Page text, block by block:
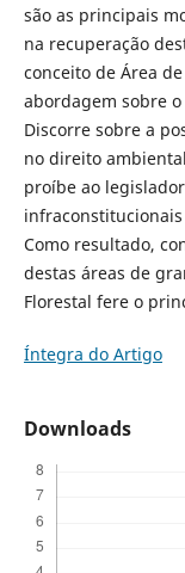
são as principais
na recuperação
conceito de Área
abordagem sobre
Discorre sobre a
no direito
proíbe ao
Como resultado,
destas áreas de
Florestal fere o
Íntegra do Artigo
Downloads